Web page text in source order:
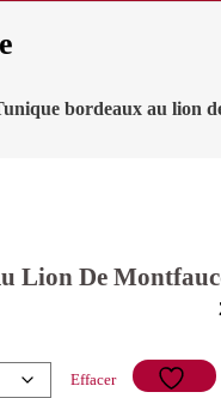
bordeaux au lion
Lion De
Effacer